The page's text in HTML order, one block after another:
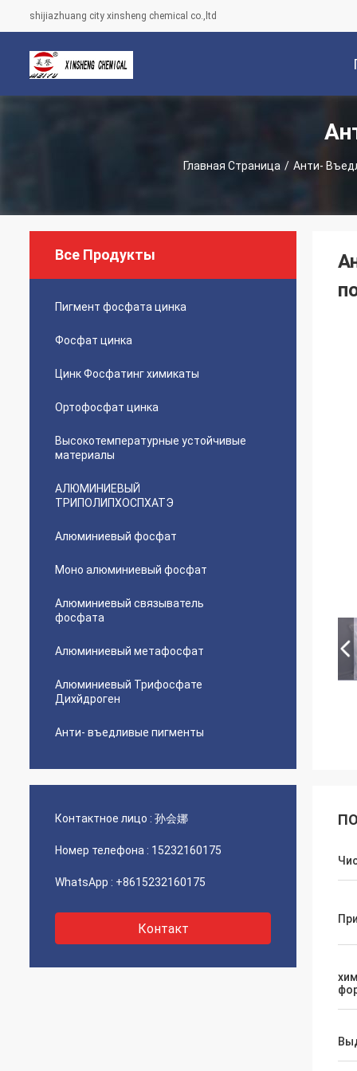
shijiazhuang city xinsheng chemical co.,ltd
Главная Страница / Анти-
Все Продукты
Пигмент фосфата цинка
Фосфат цинка
Цинк Фосфатинг химикаты
Ортофосфат цинка
Высокотемпературные устойчивые
материалы
АЛЮМИНИЕВЫЙ
ТРИПОЛИПХОСПХАТЭ
Алюминиевый фосфат
Моно алюминиевый фосфат
Алюминиевый связыватель
фосфата
Алюминиевый метафосфат
Алюминиевый Трифосфате
Дихйдроген
Анти- въедливые пигменты
Контактное лицо : 孙会娜
Номер телефона : 15232160175
WhatsApp : +8615232160175
Контакт